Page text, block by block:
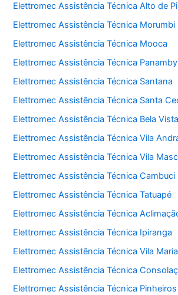
Elettromec Assistência Técnica Alto de
Elettromec Assistência Técnica Morumbi
Elettromec Assistência Técnica Mooca
Elettromec Assistência Técnica Panamby
Elettromec Assistência Técnica Santana
Elettromec Assistência Técnica Santa
Elettromec Assistência Técnica Bela Vista
Elettromec Assistência Técnica Vila
Elettromec Assistência Técnica Vila
Elettromec Assistência Técnica Cambuci
Elettromec Assistência Técnica Tatuapé
Elettromec Assistência Técnica
Elettromec Assistência Técnica Ipiranga
Elettromec Assistência Técnica Vila
Elettromec Assistência Técnica
Elettromec Assistência Técnica Pinheiros